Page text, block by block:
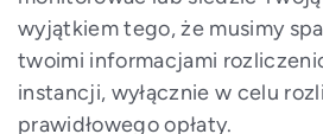
wyjątkiem tego, że musimy
twoimi informacjami
instancji, wyłącznie w celu
prawidłowego opłaty.